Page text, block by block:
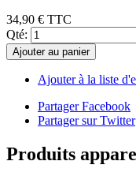
34,90 € TTC
Qté:
Ajouter au panier
Ajouter à la liste
Partager Facebook
Partager sur Twitter
Produits